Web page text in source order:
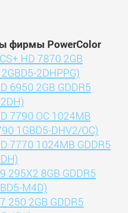
фирмы PowerColor
HD 7870 2GB
2DHPPG)
6950 2GB GDDR5
7790 OC 1024MB
1GBD5-DHV2/OC)
7770 1024MB GDDR5
295X2 8GB GDDR5
M4D)
250 2GB GDDR5